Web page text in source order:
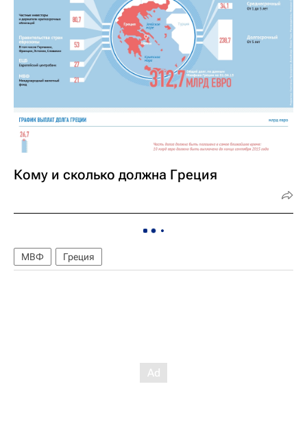
Кому и сколько должна Греция
МВФ Греция